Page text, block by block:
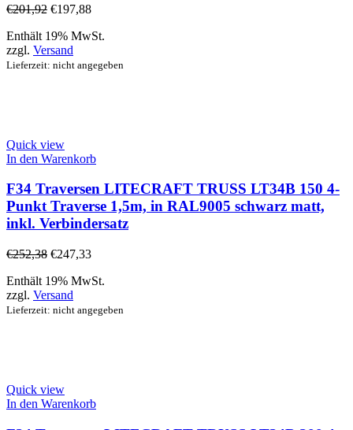
€201,92 €197,88
Enthält 19% MwSt.
zzgl. Versand
Lieferzeit: nicht angegeben
Quick view
In den Warenkorb
F34 Traversen LITECRAFT TRUSS LT34B 150 4-
Punkt Traverse 1,5m, in RAL9005 schwarz matt,
inkl. Verbindersatz
€252,38 €247,33
Enthält 19% MwSt.
zzgl. Versand
Lieferzeit: nicht angegeben
Quick view
In den Warenkorb